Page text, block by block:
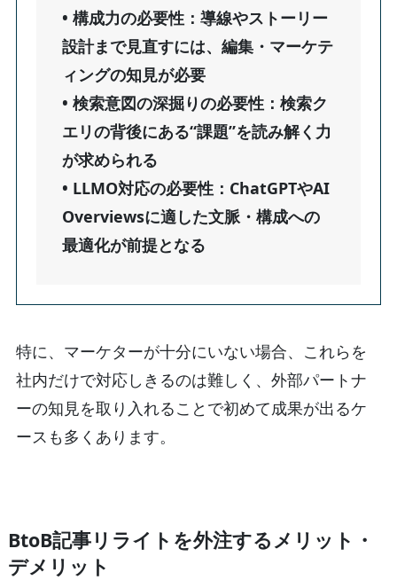
• 構成力の必要性：導線やストーリー
設計まで見直すには、編集・マーケテ
ィングの知見が必要
• 検索意図の深掘りの必要性：検索ク
エリの背後にある“課題”を読み解く力
が求められる
• LLMO対応の必要性：ChatGPTやAI
Overviewsに適した文脈・構成への
最適化が前提となる
特に、マーケターが十分にいない場合、これらを
社内だけで対応しきるのは難しく、外部パートナ
ーの知見を取り入れることで初めて成果が出るケ
ースも多くあります。
BtoB記事リライトを外注するメリット・
デメリット